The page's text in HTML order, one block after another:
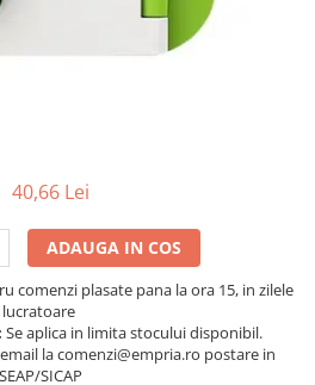
si
40,66 Lei
ADAUGA IN COS
comenzi plasate pana la ora 15, in zilele
lucratoare
Se aplica in limita stocului disponibil.
la comenzi@empria.ro postare in
SEAP/SICAP